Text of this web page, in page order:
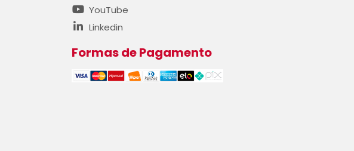
YouTube
Linkedin
Formas de Pagamento